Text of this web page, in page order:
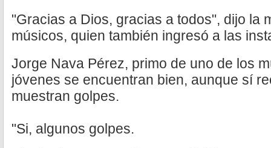
"Gracias a Dios, gracias a todos", dijo la
músicos, quien también ingresó a las
Jorge Nava Pérez, primo de uno de los
jóvenes se encuentran bien, aunque sí
muestran golpes.
"Si, algunos golpes.